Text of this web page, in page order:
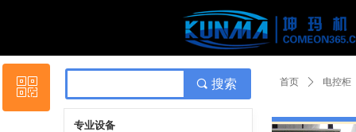
首页 ꄲ 电控柜
Control Render
专业设备
끠 搜索
ꀥ